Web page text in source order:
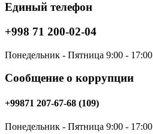
Единый телефон
+998 71 200-02-04
Понедельник - Пятница 9:00 - 17:00
Сообщение о коррупции
+99871 207-67-68 (109)
Понедельник - Пятница 9:00 - 17:00